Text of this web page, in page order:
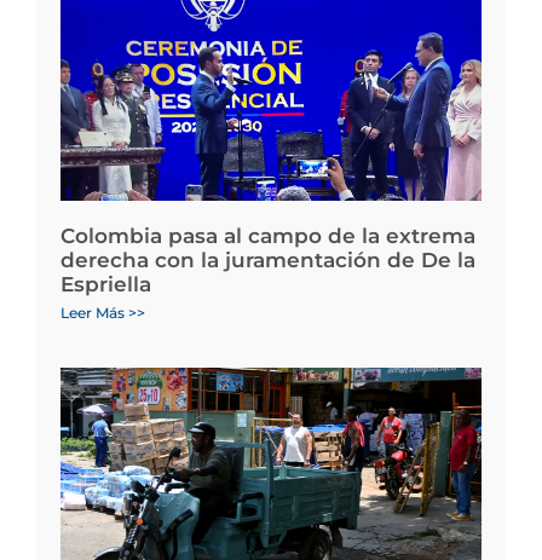
Colombia pasa al campo de la extrema
derecha con la juramentación de De la
Espriella
Leer Más >>